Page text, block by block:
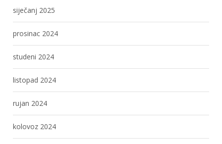
siječanj 2025
prosinac 2024
studeni 2024
listopad 2024
rujan 2024
kolovoz 2024